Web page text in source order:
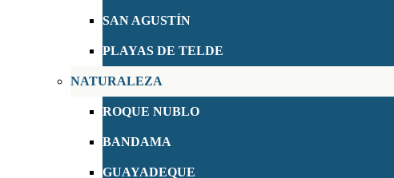
SAN AGUSTÍN
PLAYAS DE TELDE
NATURALEZA
ROQUE NUBLO
BANDAMA
GUAYADEQUE